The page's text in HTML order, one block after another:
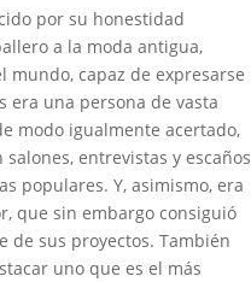
por su honestidad
a la moda antigua,
mundo, capaz de expresarse
era una persona de vasta
modo igualmente acertado,
entrevistas y escaños
populares. Y, asimismo, era
que sin embargo consiguió
sus proyectos. También
uno que es el más